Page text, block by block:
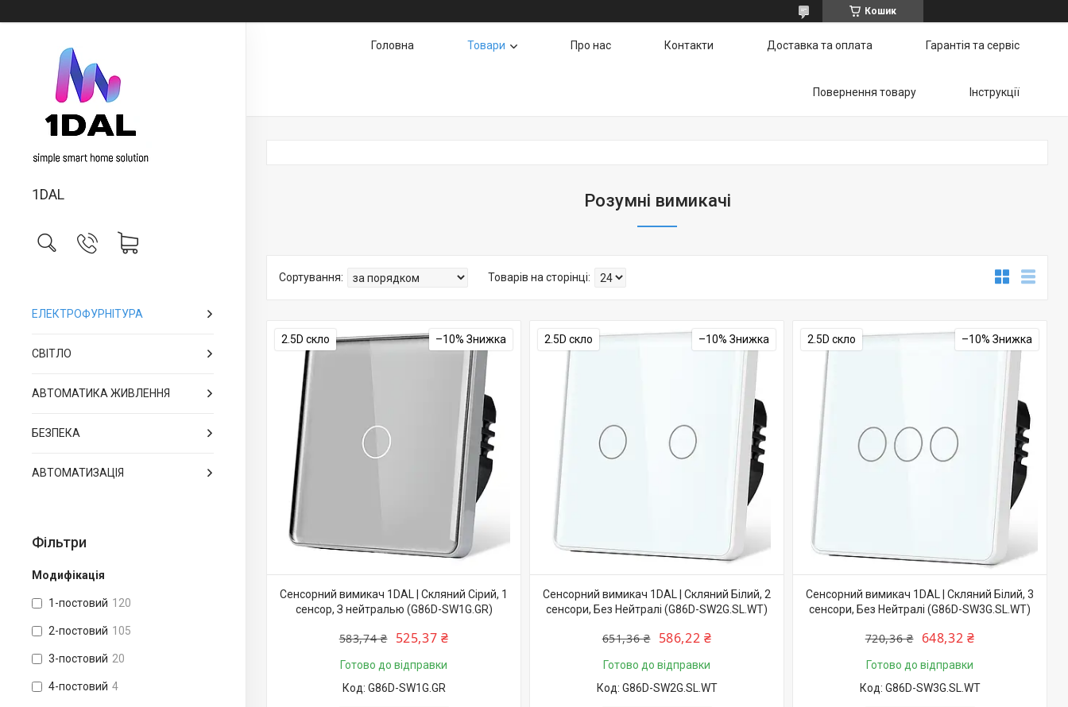
Кошик
1DAL
ЕЛЕКТРОФУРНІТУРА
СВІТЛО
АВТОМАТИКА ЖИВЛЕННЯ
БЕЗПЕКА
АВТОМАТИЗАЦІЯ
Фільтри
Модифікація
1-постовий 120
2-постовий 105
3-постовий 20
4-постовий 4
Головна Товари Про нас Контакти Доставка та оплата Гарантія та сервіс
Повернення товару Інструкції
Розумні вимикачі
2.5D скло –10%
Сенсорний вимикач 1DAL | Скляний Сірий, 1
сенсор, З нейтралью (G86D-SW1G.GR)
583,74 ₴ 525,37 ₴
Готово до відправки
G86D-SW1G.GR
2.5D скло –10%
Сенсорний вимикач 1DAL | Скляний Білий, 2
сенсори, Без Нейтралі (G86D-SW2G.SL.WT)
651,36 ₴ 586,22 ₴
Готово до відправки
G86D-SW2G.SL.WT
2.5D скло –10%
Сенсорний вимикач 1DAL | Скляний Білий, 3
сенсори, Без Нейтралі (G86D-SW3G.SL.WT)
720,36 ₴ 648,32 ₴
Готово до відправки
G86D-SW3G.SL.WT